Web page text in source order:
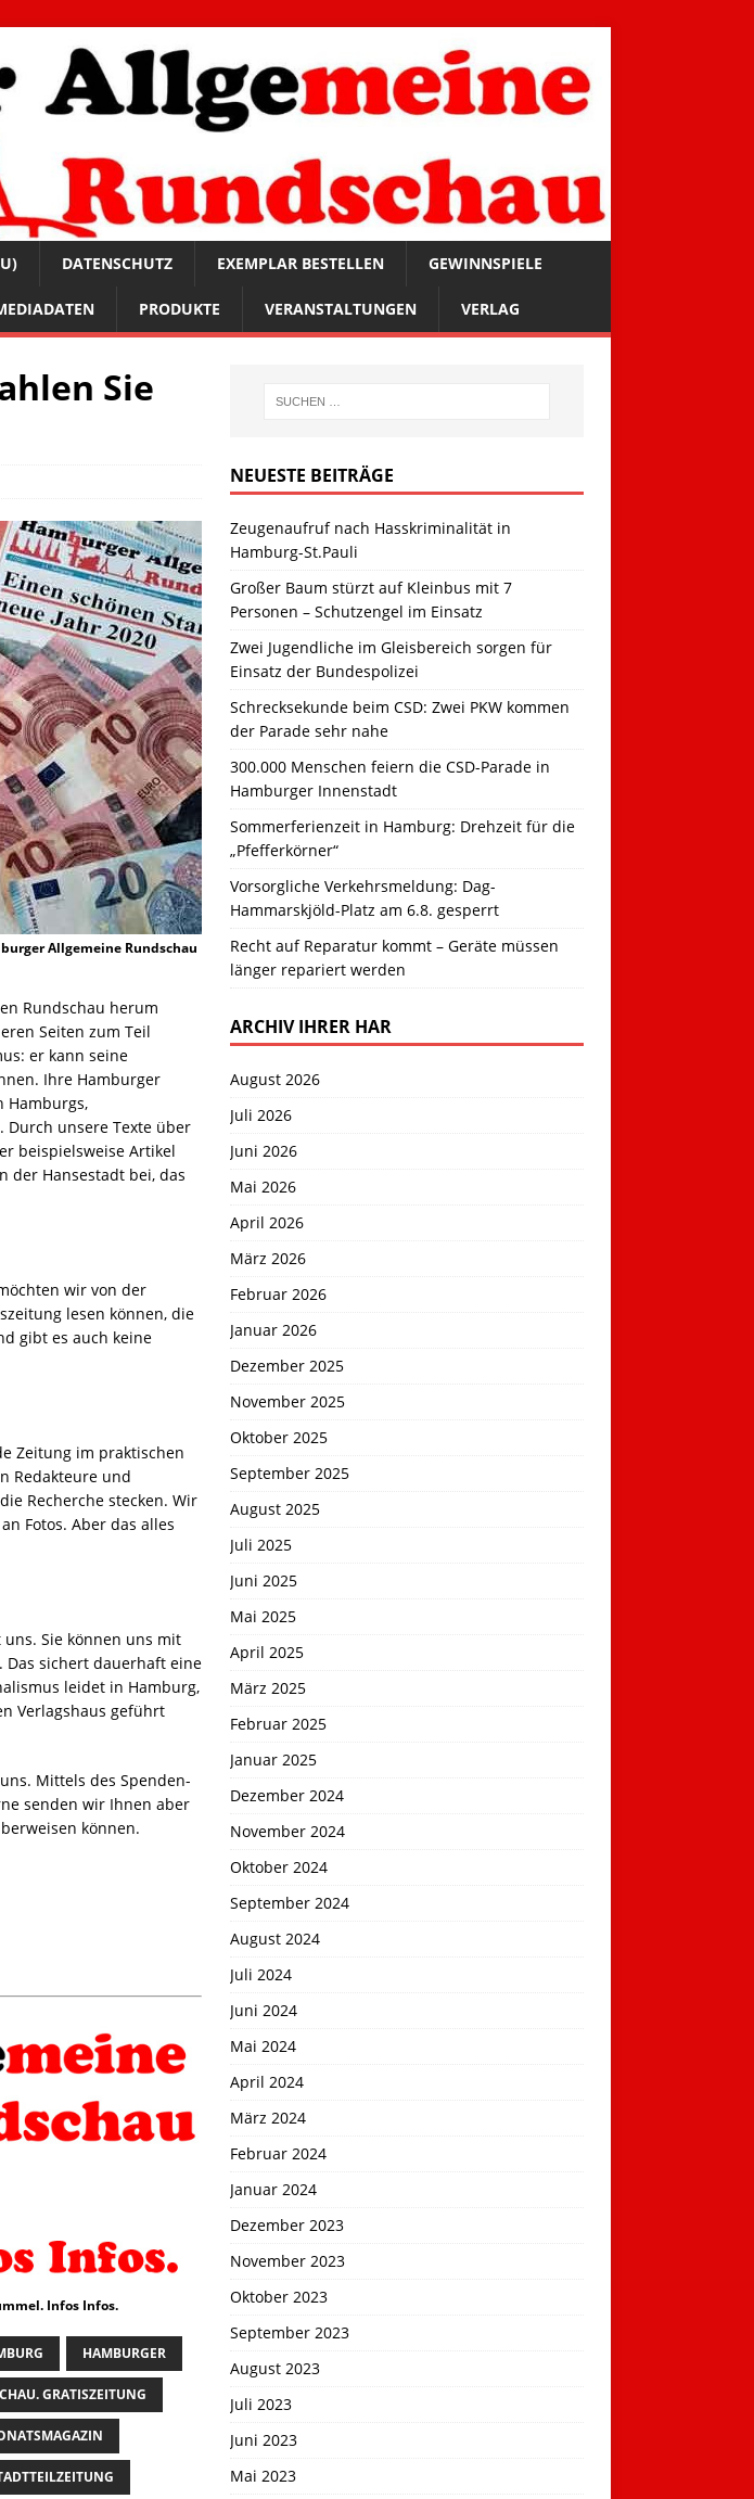
DATENSCHUTZ EXEMPLAR BESTELLEN GEWINNSPIELE
PRODUKTE VERANSTALTUNGEN VERLAG
Sie
Allgemeine Rundschau
Rundschau herum
Seiten zum Teil
er kann seine
Ihre Hamburger
Hamburgs,
Durch unsere Texte über
beispielsweise Artikel
der Hansestadt bei, das
wir von der
lesen können, die
gibt es auch keine
Zeitung im praktischen
Redakteure und
Recherche stecken. Wir
Fotos. Aber das alles
Sie können uns mit
sichert dauerhaft eine
leidet in Hamburg,
Verlagshaus geführt
Mittels des Spenden-
senden wir Ihnen aber
können.
Infos Infos.
HAMBURGER
GRATISZEITUNG
NEUESTE BEITRÄGE
Zeugenaufruf nach Hasskriminalität in
Hamburg-St.Pauli
Großer Baum stürzt auf Kleinbus mit 7
Personen – Schutzengel im Einsatz
Zwei Jugendliche im Gleisbereich sorgen für
Einsatz der Bundespolizei
Schrecksekunde beim CSD: Zwei PKW kommen
der Parade sehr nahe
300.000 Menschen feiern die CSD-Parade in
Hamburger Innenstadt
Sommerferienzeit in Hamburg: Drehzeit für die
„Pfefferkörner“
Vorsorgliche Verkehrsmeldung: Dag-
Hammarskjöld-Platz am 6.8. gesperrt
Recht auf Reparatur kommt – Geräte müssen
länger repariert werden
ARCHIV IHRER HAR
August 2026
Juli 2026
Juni 2026
Mai 2026
April 2026
März 2026
Februar 2026
Januar 2026
Dezember 2025
November 2025
Oktober 2025
September 2025
August 2025
Juli 2025
Juni 2025
Mai 2025
April 2025
März 2025
Februar 2025
Januar 2025
Dezember 2024
November 2024
Oktober 2024
September 2024
August 2024
Juli 2024
Juni 2024
Mai 2024
April 2024
März 2024
Februar 2024
Januar 2024
Dezember 2023
November 2023
Oktober 2023
September 2023
August 2023
Juli 2023
Juni 2023
Mai 2023